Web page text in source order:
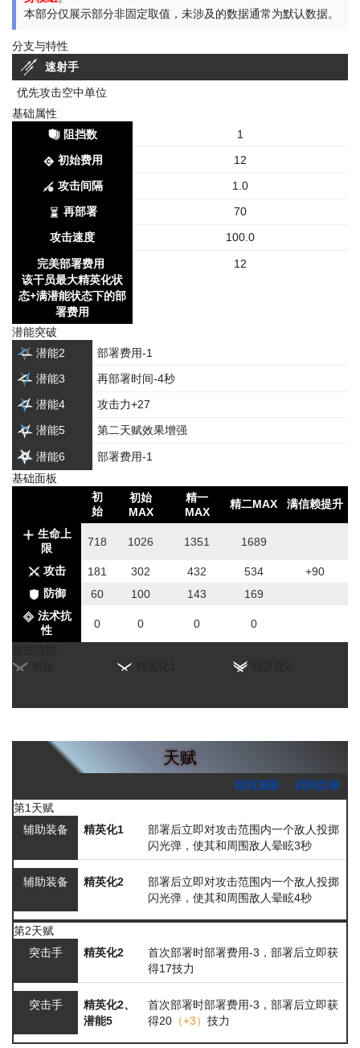
本部分仅展示部分非固定取值，未涉及的数据通常为默认数据。
分支与特性
速射手
优先攻击空中单位
基础属性
阻挡数
1
初始费用 12
攻击间隔 1.0
再部署 70
攻击速度 100.0
完美部署费用
该干员最大精英化状
态+满潜能状态下的部
署费用
12
潜能突破
潜能2
部署费用-1
潜能3 再部署时间-4秒
潜能4 攻击力+27
潜能5 第二天赋效果增强
潜能6
部署费用-1
基础面板
初
始
初始
MAX
精一
MAX
精二MAX 满信赖提升
生命上
限
718 1026 1351 1689
攻击 181 302 432 534
+90
防御
60 100 143
169
法术抗
性
0 0 0 0
天赋
回到顶部
回到目录
第1天赋
辅助装备
精英化1
部署后立即对攻击范围内一个敌人投掷
闪光弹，使其和周围敌人晕眩3秒
辅助装备 精英化2
部署后立即对攻击范围内一个敌人投掷
闪光弹，使其和周围敌人晕眩4秒
第2天赋
突击手
精英化2
首次部署时部署费用-3，部署后立即获
得17技力
突击手
精英化2、
潜能5
首次部署时部署费用-3，部署后立即获
得20 （+3） 技力